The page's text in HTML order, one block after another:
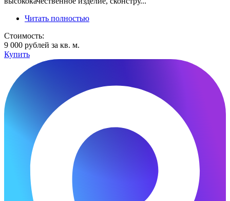
Читать полностью
Стоимость:
9 000 рублей за кв. м.
Купить